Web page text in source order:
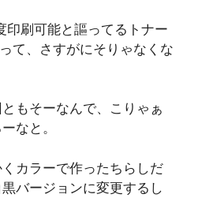
印刷可能と謳ってるトナー
て、さすがにそりゃなくな
もそーなんで、こりゃぁ
なと。
カラーで作ったちらしだ
バージョンに変更するし